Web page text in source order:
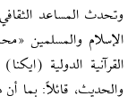
وتحدث المساعد
الإسلام والمسلمين
القرآنية الدولية
والحديث، قائلاً: بما أن